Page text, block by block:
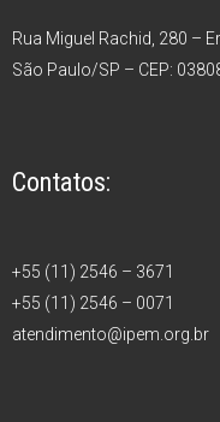
Rua Miguel Rachid, 280 –
São Paulo/SP – CEP:
Contatos:
+55 (11) 2546 – 3671
+55 (11) 2546 – 0071
atendimento@ipem.org.br